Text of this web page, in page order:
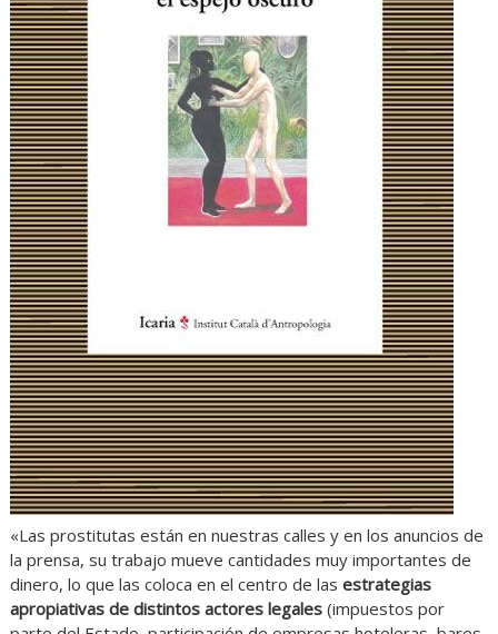
«Las prostitutas están en nuestras calles y en los anuncios de
la prensa, su trabajo mueve cantidades muy importantes de
dinero, lo que las coloca en el centro de las estrategias
apropiativas de distintos actores legales(impuestos por